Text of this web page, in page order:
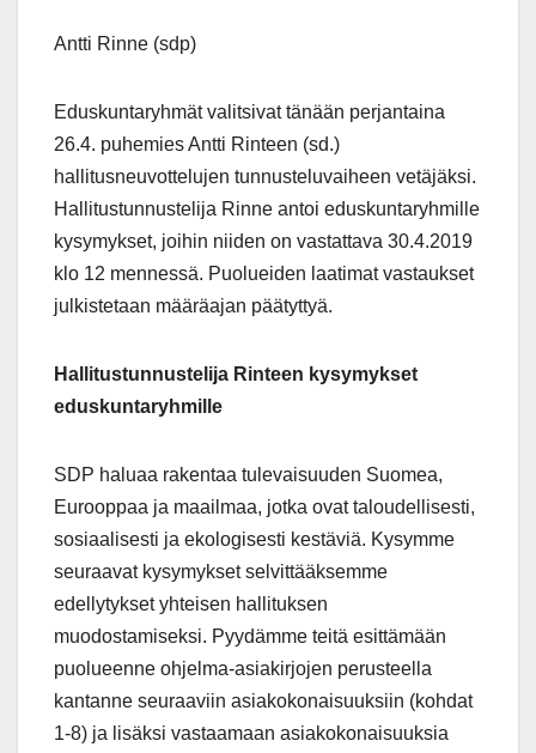
Antti Rinne (sdp)
Eduskuntaryhmät valitsivat tänään perjantaina
26.4. puhemies Antti Rinteen (sd.)
hallitusneuvottelujen tunnusteluvaiheen vetäjäksi.
Hallitustunnustelija Rinne antoi eduskuntaryhmille
kysymykset, joihin niiden on vastattava 30.4.2019
klo 12 mennessä. Puolueiden laatimat vastaukset
julkistetaan määräajan päätyttyä.
Hallitustunnustelija Rinteen kysymykset
eduskuntaryhmille
SDP haluaa rakentaa tulevaisuuden Suomea,
Eurooppaa ja maailmaa, jotka ovat taloudellisesti,
sosiaalisesti ja ekologisesti kestäviä. Kysymme
seuraavat kysymykset selvittääksemme
edellytykset yhteisen hallituksen
muodostamiseksi. Pyydämme teitä esittämään
puolueenne ohjelma-asiakirjojen perusteella
kantanne seuraaviin asiakokonaisuuksiin (kohdat
1-8) ja lisäksi vastaamaan asiakokonaisuuksia